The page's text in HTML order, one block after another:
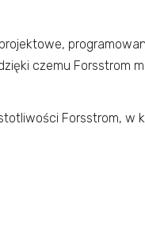
czemu Forsstrom
Forsstrom, w